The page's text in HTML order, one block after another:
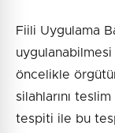
Fiili Uygulama
öncelikle
silahlarını
tespiti ile bu